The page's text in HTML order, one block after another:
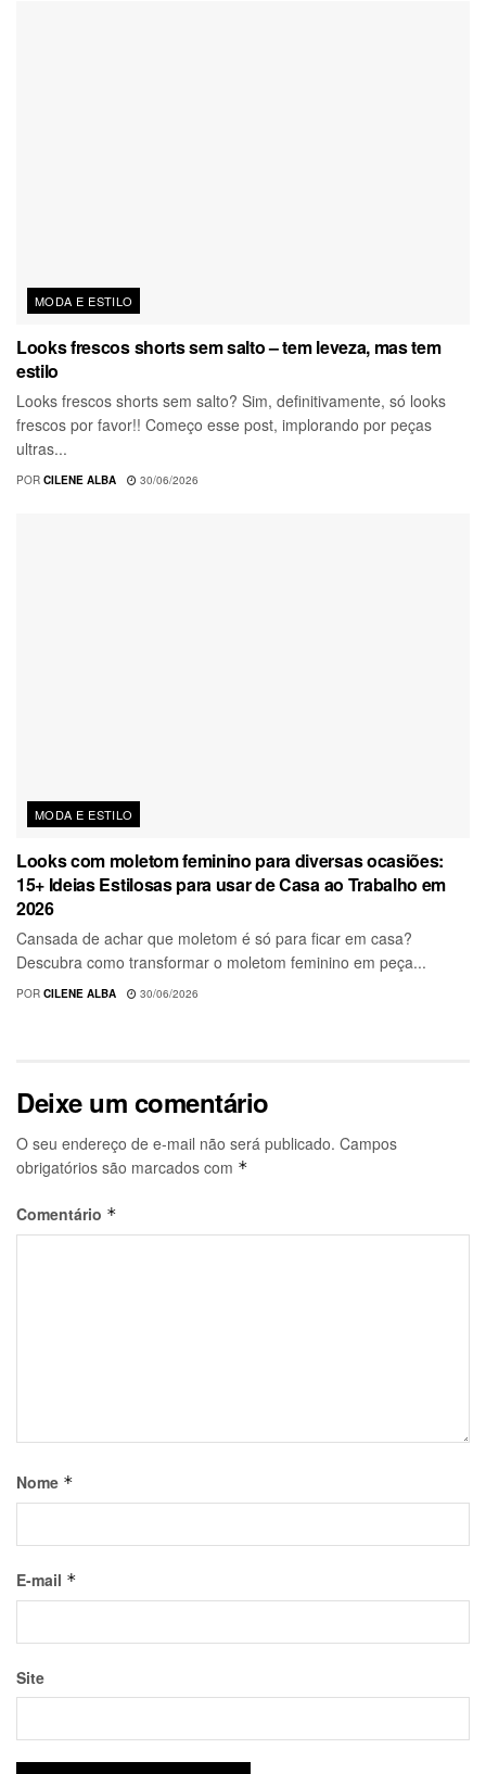
MODA E ESTILO
Looks frescos shorts sem salto – tem leveza, mas tem
estilo
Looks frescos shorts sem salto? Sim, definitivamente, só looks
frescos por favor!! Começo esse post, implorando por peças
ultras...
POR CILENE ALBA 30/06/2026
MODA E ESTILO
Looks com moletom feminino para diversas ocasiões:
15+ Ideias Estilosas para usar de Casa ao Trabalho em
2026
Cansada de achar que moletom é só para ficar em casa?
Descubra como transformar o moletom feminino em peça...
POR CILENE ALBA 30/06/2026
Deixe um comentário
O seu endereço de e-mail não será publicado. Campos
obrigatórios são marcados com *
Comentário *
Nome *
E-mail *
Site